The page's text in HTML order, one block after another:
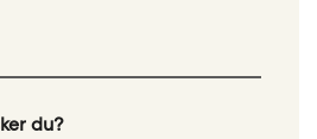
du?